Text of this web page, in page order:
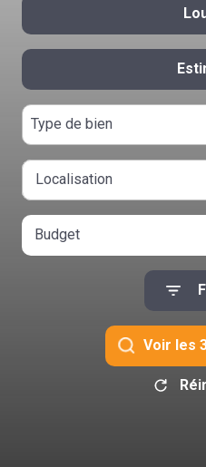
contact
Type de bien
Budget
Voir les